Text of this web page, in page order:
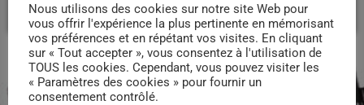
Connectez-vous maintenant
PODCASTS
Nous utilisons des cookies sur notre site Web pour
vous offrir l'expérience la plus pertinente en mémorisant
vos préférences et en répétant vos visites. En cliquant
sur « Tout accepter », vous consentez à l'utilisation de
TOUS les cookies. Cependant, vous pouvez visiter les
« Paramètres des cookies » pour fournir un
consentement contrôlé.